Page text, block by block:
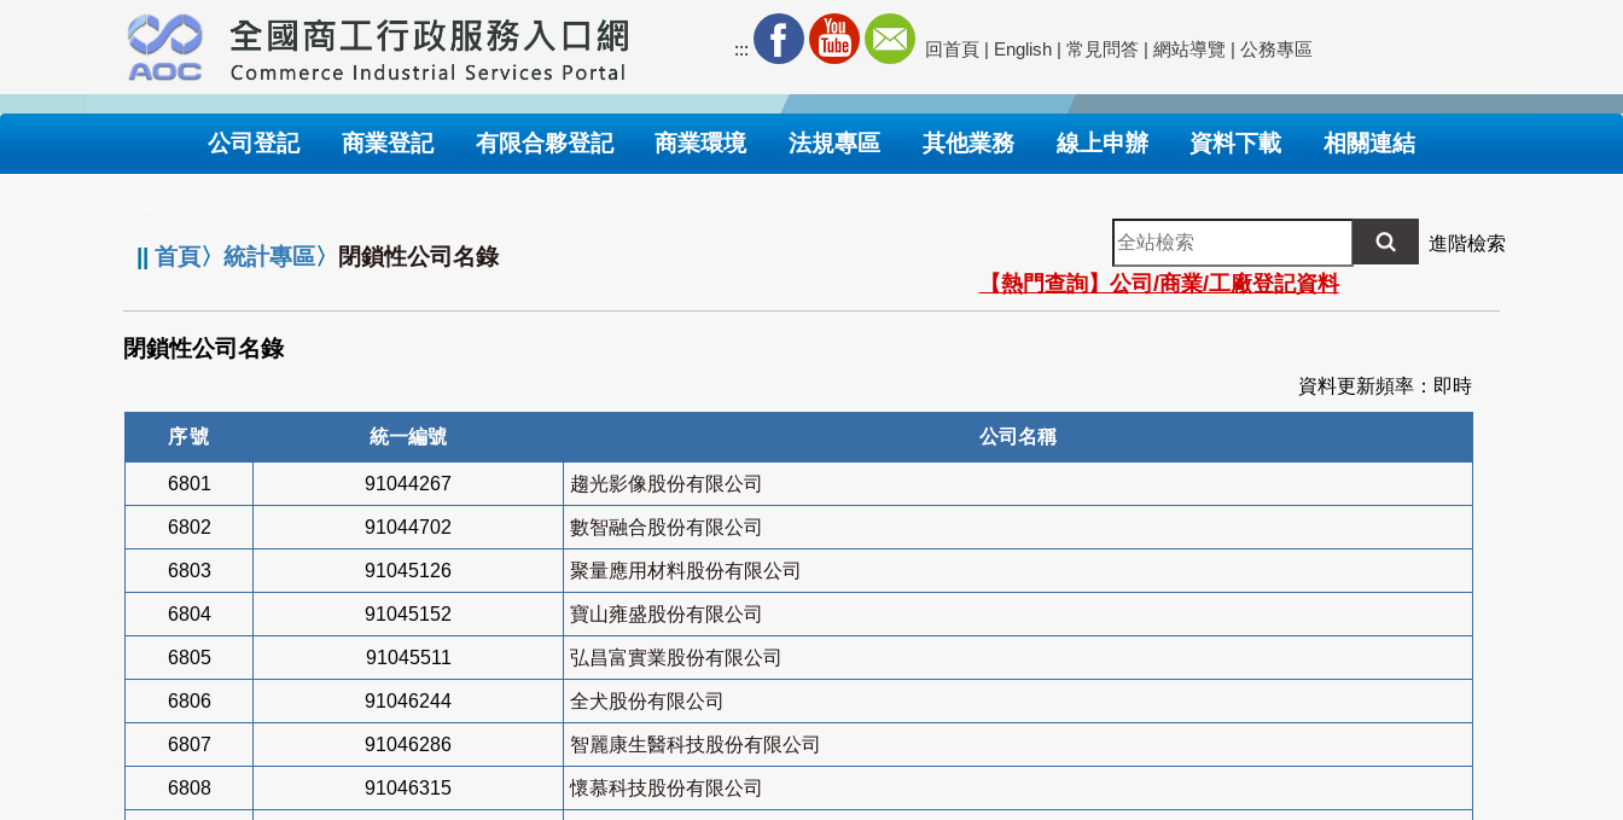
要
內
::: 回首頁 | English | 常見問答 | 網站導覽 | 公務專區
公司登記 商業登記 有限合夥登記 商業環境 法規專區 其他業務 線上申辦 資料下載 相關連結
||首頁〉統計專區〉 閉鎖性公司名錄
全
站
檢
索
進階檢索
【熱門查詢】公司/商業/工廠登記資料
閉鎖性公司名錄
資料更新頻率：即時
序號 統一編號 公司名稱
6801 91044267 趨光影像股份有限公司
6802 91044702 數智融合股份有限公司
6803 91045126 聚量應用材料股份有限公司
6804 91045152 寶山雍盛股份有限公司
6805 91045511 弘昌富實業股份有限公司
6806 91046244 全犬股份有限公司
6807 91046286 智麗康生醫科技股份有限公司
6808 91046315 懷慕科技股份有限公司